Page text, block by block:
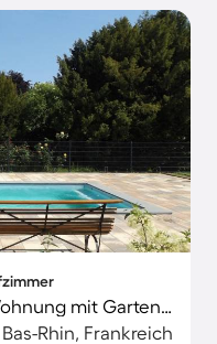
Familienfreundliche tolle Wohnung mit Garten, Grill und Pool | Seeblick | Hunde erlaubt
Rhin, Frankreich